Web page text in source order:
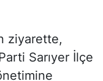
ziyarette,
Sarıyer İlçe